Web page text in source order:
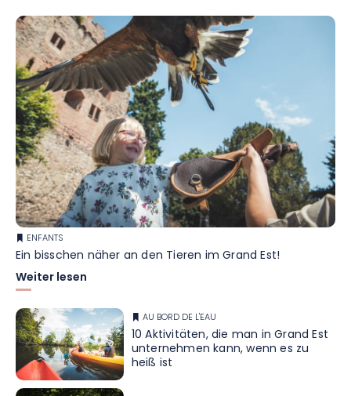
ENFANTS
Ein bisschen näher an den Tieren im Grand Est!
Weiter lesen
AU BORD DE L'EAU
10 Aktivitäten, die man in Grand Est
unternehmen kann, wenn es zu
heiß ist